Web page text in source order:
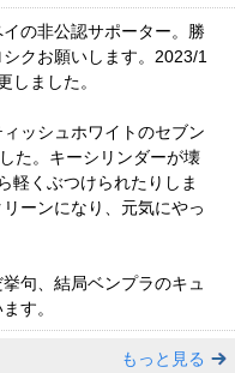
の非公認サポーター。勝
クお願いします。2023/1
しました。
ッシュホワイトのセブン
た。キーシリンダーが壊
軽くぶつけられたりしま
ーンになり、元気にやっ
句、結局ベンプラのキュ
す。
もっと見る